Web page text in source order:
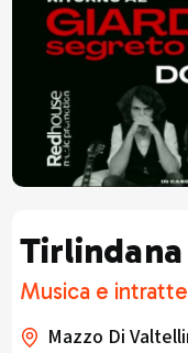
Tirlindana
Musica e
Mazzo Di